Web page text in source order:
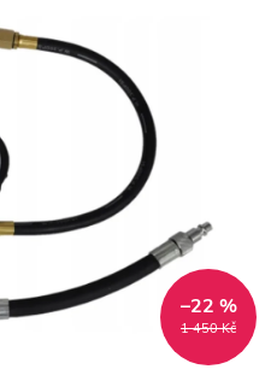
1 450 Kč
–22 %